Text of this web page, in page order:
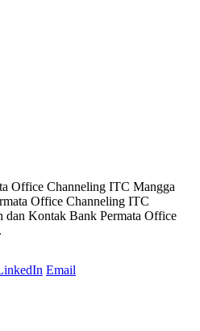
Office Channeling ITC Mangga
Office Channeling ITC
dan Kontak Bank Permata Office
Email